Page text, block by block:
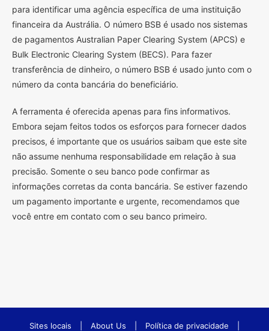
para identificar uma agência específica de uma instituição
financeira da Austrália. O número BSB é usado nos sistemas
de pagamentos Australian Paper Clearing System (APCS) e
Bulk Electronic Clearing System (BECS). Para fazer
transferência de dinheiro, o número BSB é usado junto com o
número da conta bancária do beneficiário.
A ferramenta é oferecida apenas para fins informativos.
Embora sejam feitos todos os esforços para fornecer dados
precisos, é importante que os usuários saibam que este site
não assume nenhuma responsabilidade em relação à sua
precisão. Somente o seu banco pode confirmar as
informações corretas da conta bancária. Se estiver fazendo
um pagamento importante e urgente, recomendamos que
você entre em contato com o seu banco primeiro.
Sites locais About Us Política de privacidade